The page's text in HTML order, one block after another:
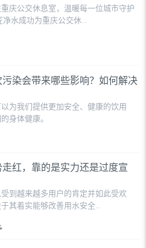
庆公交休息室，温暖每一位城市守护
水成功为重庆公交休...
污染会带来哪些影响？如何解决
为我们提供更加安全、健康的饮用
身体健康。
红，靠的是实力还是过度宣
到越来越多用户的肯定并如此受欢
其着实能够改善用水安全...